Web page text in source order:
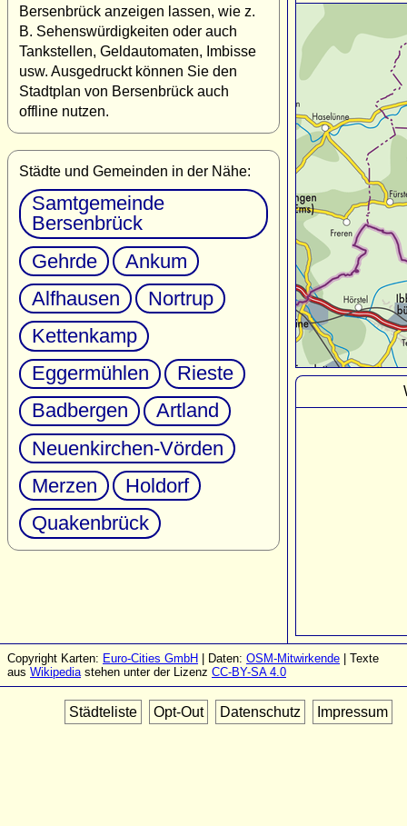
Bersenbrück anzeigen lassen, wie z.
B. Sehenswürdigkeiten oder auch
Tankstellen, Geldautomaten, Imbisse
usw. Ausgedruckt können Sie den
Stadtplan von Bersenbrück auch
offline nutzen.
Städte und Gemeinden in der Nähe:
Samtgemeinde
Bersenbrück
Gehrde
Ankum
Alfhausen
Nortrup
Kettenkamp
Eggermühlen
Rieste
Badbergen
Artland
Neuenkirchen-Vörden
Merzen
Holdorf
Quakenbrück
Copyright Karten: Euro-Cities GmbH | Daten: OSM-Mitwirkende | Texte
aus Wikipediastehen unter der Lizenz CC-BY-SA 4.0
Städteliste Opt-Out Datenschutz Impressum